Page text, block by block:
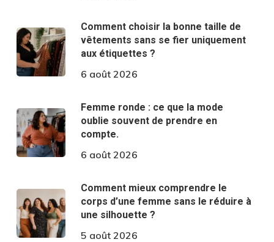
Comment choisir la bonne taille de
vêtements sans se fier uniquement
aux étiquettes ?
6 août 2026
Femme ronde : ce que la mode
oublie souvent de prendre en
compte.
6 août 2026
Comment mieux comprendre le
corps d’une femme sans le réduire à
une silhouette ?
5 août 2026